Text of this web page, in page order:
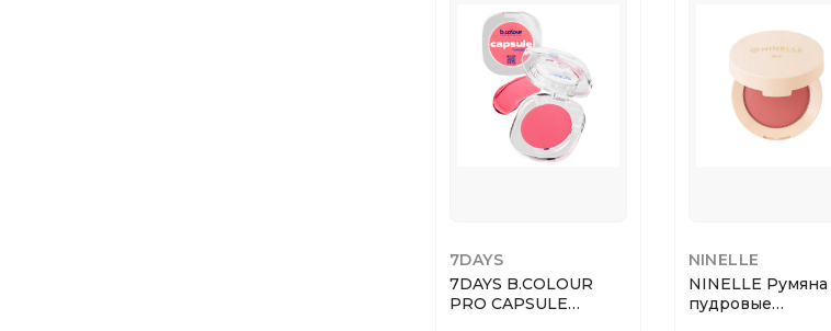
7DAYS
7DAYS B.COLOUR
PRO CAPSULE
NINELLE
NINELLE Румяна
пудровые